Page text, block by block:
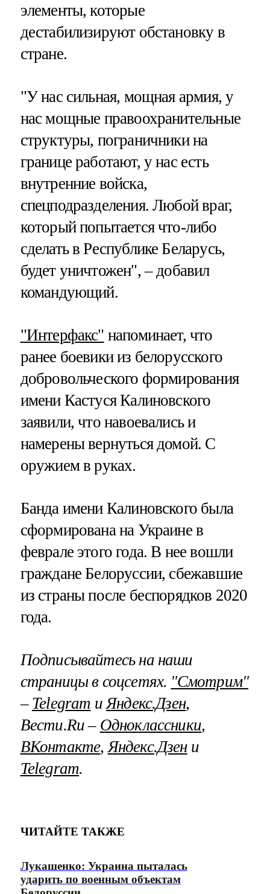
элементы, которые
дестабилизируют обстановку в
стране.
"У нас сильная, мощная армия, у
нас мощные правоохранительные
структуры, пограничники на
границе работают, у нас есть
внутренние войска,
спецподразделения. Любой враг,
который попытается что-либо
сделать в Республике Беларусь,
будет уничтожен", – добавил
командующий.
"Интерфакс" напоминает, что
ранее боевики из белорусского
добровольческого формирования
имени Кастуся Калиновского
заявили, что навоевались и
намерены вернуться домой. С
оружием в руках.
Банда имени Калиновского была
сформирована на Украине в
феврале этого года. В нее вошли
граждане Белоруссии, сбежавшие
из страны после беспорядков 2020
года.
Подписывайтесь на наши
страницы в соцсетях. "Смотрим"
– Telegram иЯндекс.Дзен,
Вести.Ru – Одноклассники,
ВКонтакте,Яндекс.Дзени
Telegram.
ЧИТАЙТЕ ТАКЖЕ
Лукашенко: Украина пыталась
ударить по военным объектам